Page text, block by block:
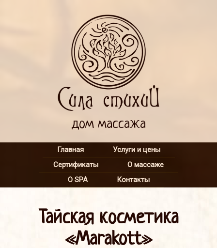
дом массажа
Главная
Услуги и цены
Сертификаты
О массаже
О SPA
Контакты
Тайская косметика
«Marakott»